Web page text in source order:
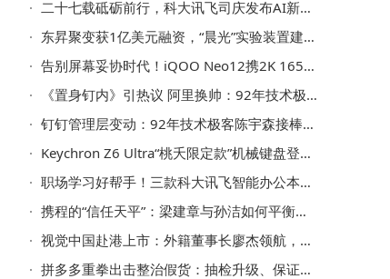
二十七载砥砺前行，科大讯飞司庆发布AI新成果，布局四大前沿领域
东昇聚变获1亿美元融资，“晨光”实验装置建设加速推进聚变技术落地
告别屏幕妥协时代！iQOO Neo12携2K 165Hz屏登场，185Hz调校在路上
《置身钉内》引热议 阿里换帅：92年技术极客陈宇森接任钉钉CEO
钉钉管理层变动：92年技术极客陈宇森接棒CEO，成阿里最年轻事业部掌舵人
Keychron Z6 Ultra“桃夭限定款”机械键盘登场，甜美设计搭配超强性能，售价769元
职场学习好帮手！三款科大讯飞智能办公本，高性价比之选来袭
携程的“信任天平”：梁建章与孙洁如何平衡商业与合规？
视觉中国赴港上市：外籍董事长廖杰领航，总裁柴继军跨界转型之路
拼多多重拳出击整治假货：抽检升级、保证金加码，商家何去何从？